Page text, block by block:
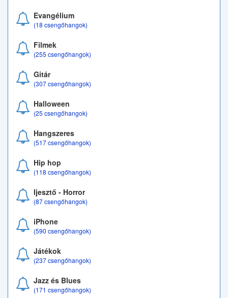
Evangélium
(18 csengőhangok)
Filmek
(255 csengőhangok)
Gitár
(307 csengőhangok)
Halloween
(25 csengőhangok)
Hangszeres
(517 csengőhangok)
Hip hop
(118 csengőhangok)
Ijesztő - Horror
(87 csengőhangok)
iPhone
(590 csengőhangok)
Játékok
(237 csengőhangok)
Jazz és Blues
(171 csengőhangok)